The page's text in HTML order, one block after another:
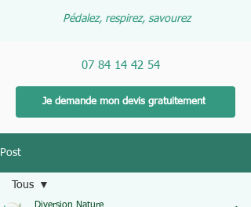
Pédalez, respirez, savourez
07 84 14 42 54
Je demande mon devis gratuitement
Post
Tous